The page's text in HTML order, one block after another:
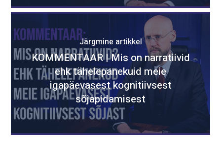
Järgmine artikkel
KOMMENTAAR | Mis on narratiivid
ehk tähelepanekuid meie
igapäevasest kognitiivsest
sõjapidamisest